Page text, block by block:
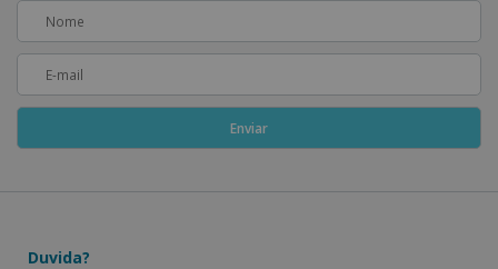
Duvida?